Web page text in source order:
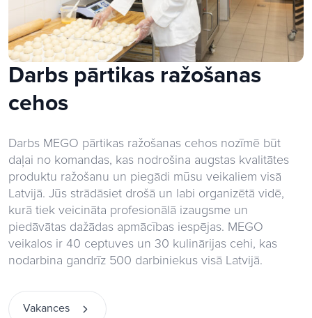
Darbs pārtikas ražošanas
cehos
Darbs MEGO pārtikas ražošanas cehos nozīmē būt
daļai no komandas, kas nodrošina augstas kvalitātes
produktu ražošanu un piegādi mūsu veikaliem visā
Latvijā. Jūs strādāsiet drošā un labi organizētā vidē,
kurā tiek veicināta profesionālā izaugsme un
piedāvātas dažādas apmācības iespējas. MEGO
veikalos ir 40 ceptuves un 30 kulinārijas cehi, kas
nodarbina gandrīz 500 darbiniekus visā Latvijā.
Vakances